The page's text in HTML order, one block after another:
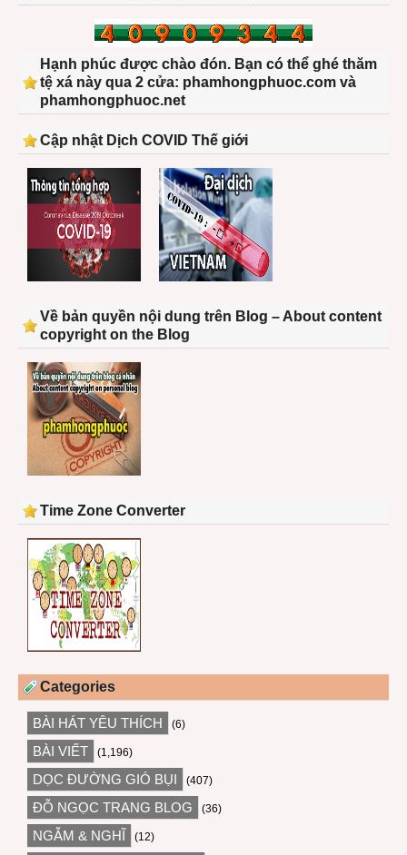
Hạnh phúc được chào đón. Bạn có thể ghé thăm
tệ xá này qua 2 cửa: phamhongphuoc.com và
phamhongphuoc.net
Cập nhật Dịch COVID Thế giới
Về bản quyền nội dung trên Blog – About content
copyright on the Blog
Time Zone Converter
Categories
BÀI HÁT YÊU THÍCH (6)
BÀI VIẾT (1,196)
DỌC ĐƯỜNG GIÓ BỤI (407)
ĐỖ NGỌC TRANG BLOG (36)
NGẪM & NGHĨ (12)